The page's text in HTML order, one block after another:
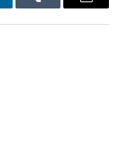
Tumblr
E-